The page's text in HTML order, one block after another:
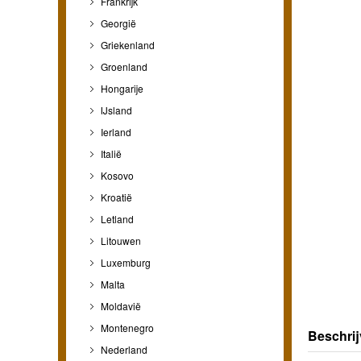
Georgië
Griekenland
Groenland
Hongarije
IJsland
Ierland
Italië
Kosovo
Kroatië
Letland
Litouwen
Luxemburg
Malta
Moldavië
Montenegro
Nederland